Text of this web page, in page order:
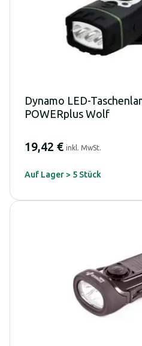
Dynamo LED-
POWERplus Wolf
19,42 € inkl. MwSt.
Auf Lager > 5 Stück